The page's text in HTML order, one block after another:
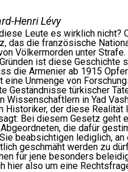
Henri Lévy
Leute es wirklich nicht?
das die französische
Völkermorden unter
ist diese Geschichte
die Armenier ab 1915
eine Unmenge von
Geständnisse türkischer
Wissenschaftlern in Yad
Historiker, der diese
Bei diesem Gesetz geht
die dafür
beabsichtigen lediglich,
geschmäht werden zu
für jene besonders
hier also um eine